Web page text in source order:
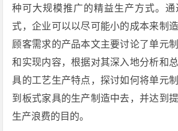
种可大规模推广的精益生产方式。
式，企业可以以尽可能小的成本来制
顾客需求的产品本文主要讨论了单元
和实现内容，根据对其深入地分析和
具的工艺生产特点，探讨如何将单元
到板式家具的生产制造中去，并达到
生产浪费的目的。